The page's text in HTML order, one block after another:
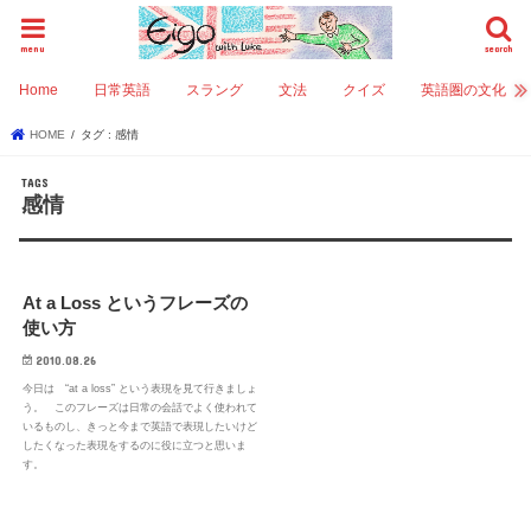
search
menu
Home 日常英語 スラング 文法 クイズ 英語圏の文化
HOME タグ : 感情
感情
At a Loss というフレーズの
使い方
2010.08.26
今日は “at a loss” という表現を見て行きましょ
う。 このフレーズは日常の会話でよく使われて
いるものし、きっと今まで英語で表現したいけど
したくなった表現をするのに役に立つと思いま
す。